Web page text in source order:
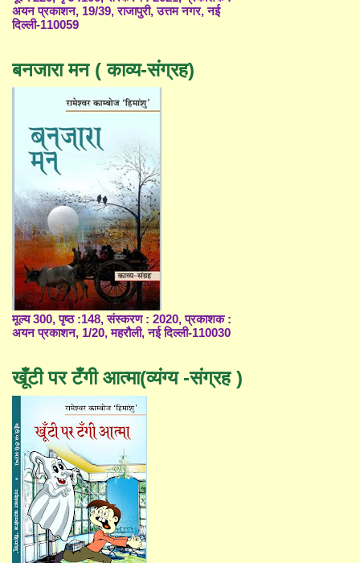
अयन प्रकाशन, 19/39, राजापुरी, उत्तम नगर, नई
दिल्ली-110059
बनजारा मन ( काव्य-संग्रह)
मूल्य 300, पृष्ठ :148, संस्करण : 2020, प्रकाशक :
अयन प्रकाशन, 1/20, महरौली, नई दिल्ली-110030
खूँटी पर टँगी आत्मा(व्यंग्य -संग्रह )